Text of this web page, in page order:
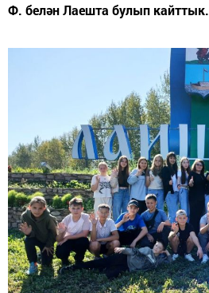
Ф. белән Лаешта булып кайттык.